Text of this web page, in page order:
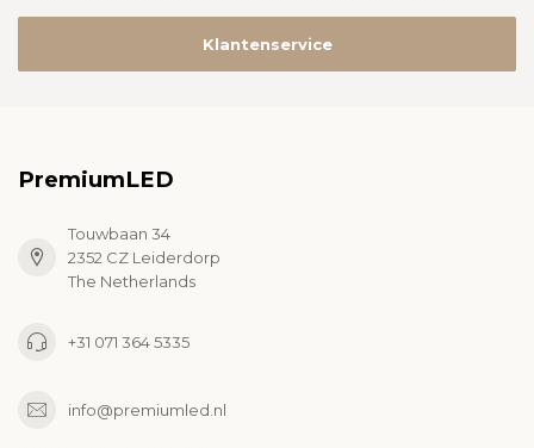
Klantenservice
PremiumLED
Touwbaan 34
2352 CZ Leiderdorp
The Netherlands
+31 071 364 5335
info@premiumled.nl